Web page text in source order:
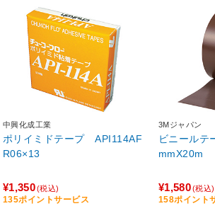
中興化成工業
ポリイミドテープ API114AF
R06×13
¥1,350(税込)
135ポイントサービス
3Mジャパン
ビニール
mmX20m
¥1,580(税込)
158ポイント